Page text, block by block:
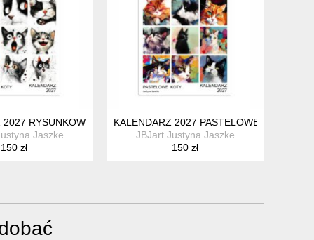
2027 RYSUNKOWE KOTY 15X21 CM
Jaszke
150 zł
KALENDARZ 2027 PASTELOWE KOTY
JBJart Justyna Jaszke
150 zł